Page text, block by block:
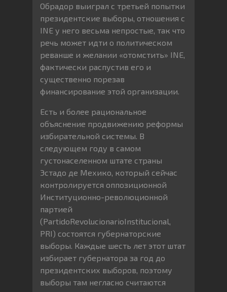
Обрадор выиграл с третьей попытки
президентские выборы, отношения с
INE у него весьма непростые, так что
речь может идти о политическом
реванше и желании «отомстить» INE,
фактически распустив его и
существенно порезав
финансирование этой организации.
Есть и более рациональное
объяснение продвижению реформы
избирательной системы. В
следующем году в самом
густонаселенном штате страны
Эстадо де Мехико, который сейчас
контролируется оппозиционной
Институционно-революционной
партией
(PartidoRevolucionarioInstitucional,
PRI) состоятся губернаторские
выборы. Каждые шесть лет этот штат
избирает губернатора за год до
президентских выборов, поэтому
выборы там негласно считаются